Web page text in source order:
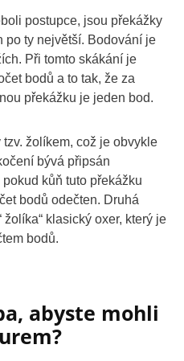
postupce, jsou překážky
po ty největší. Bodování je
Při tomto skákání je
bodů a to tak, že za
překážku je jeden bod.
žolíkem, což je obvykle
bývá připsán
kůň tuto překážku
bodů odečten. Druhá
žolíka“ klasický oxer, který je
bodů.
abyste mohli